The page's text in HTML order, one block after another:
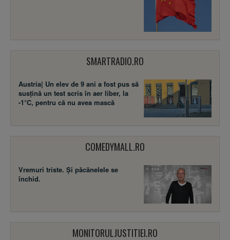
SMARTRADIO.RO
Austria| Un elev de 9 ani a fost pus să
susţină un test scris în aer liber, la
-1°C, pentru că nu avea mască
COMEDYMALL.RO
Vremuri triste. Şi păcănelele se
închid.
MONITORULJUSTITIEI.RO